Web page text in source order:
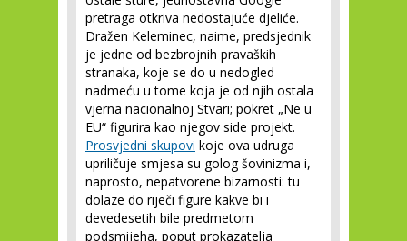
pretraga otkriva nedostajuće djeliće.
Dražen Keleminec, naime, predsjednik
je jedne od bezbrojnih pravaških
stranaka, koje se do u nedogled
nadmeću u tome koja je od njih ostala
vjerna nacionalnoj Stvari; pokret „Ne u
EU“ figurira kao njegov side projekt.
Prosvjedni skupovi koje ova udruga
upriličuje smjesa su golog šovinizma i,
naprosto, nepatvorene bizarnosti: tu
dolaze do riječi figure kakve bi i
devedesetih bile predmetom
podsmijeha, poput prokazatelja